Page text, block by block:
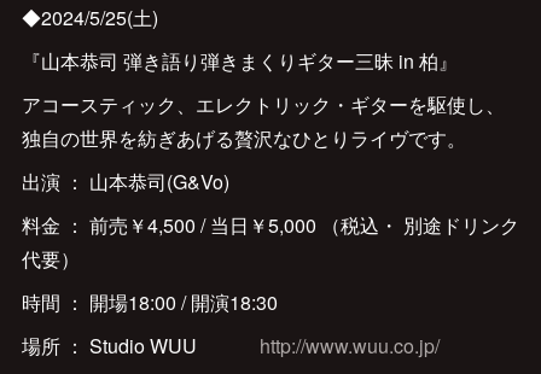
◆2024/5/25(土)
『山本恭司 弾き語り弾きまくりギター三昧 in 柏』
アコースティック、エレクトリック・ギターを駆使し、
独自の世界を紡ぎあげる贅沢なひとりライヴです。
出演 ： 山本恭司(G&Vo)
料金 ： 前売￥4,500 / 当日￥5,000 （税込・ 別途ドリンク
代要）
時間 ： 開場18:00 / 開演18:30
場所 ： Studio WUU http://www.wuu.co.jp/